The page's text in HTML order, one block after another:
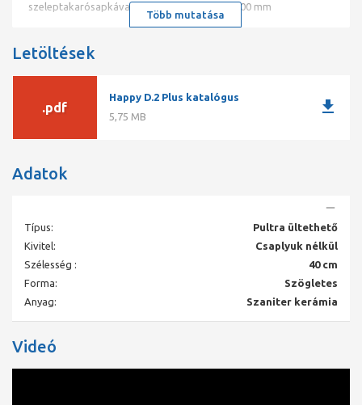
szeleptakarósapkával, Leeresztőszeleppel, 400 mm
Több mutatása
Letöltések
.pdf
Happy D.2 Plus katalógus
5,75 MB
download
Adatok
Típus:
Pultra ültethető
Kivitel:
Csaplyuk nélkül
Szélesség :
40 cm
Forma:
Szögletes
Anyag:
Szaniter kerámia
Videó